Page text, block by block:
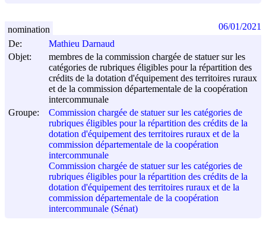
De:
Mathieu Darnaud
Objet:
membres de la commission chargée de statuer sur les
catégories de rubriques éligibles pour la répartition des
crédits de la dotation d'équipement des territoires ruraux
et de la commission départementale de la coopération
intercommunale
Groupe:
Commission chargée de statuer sur les catégories de
rubriques éligibles pour la répartition des crédits de la
dotation d'équipement des territoires ruraux et de la
commission départementale de la coopération
intercommunale
Commission chargée de statuer sur les catégories de
rubriques éligibles pour la répartition des crédits de la
dotation d'équipement des territoires ruraux et de la
commission départementale de la coopération
intercommunale (Sénat)
nomination 06/01/2021